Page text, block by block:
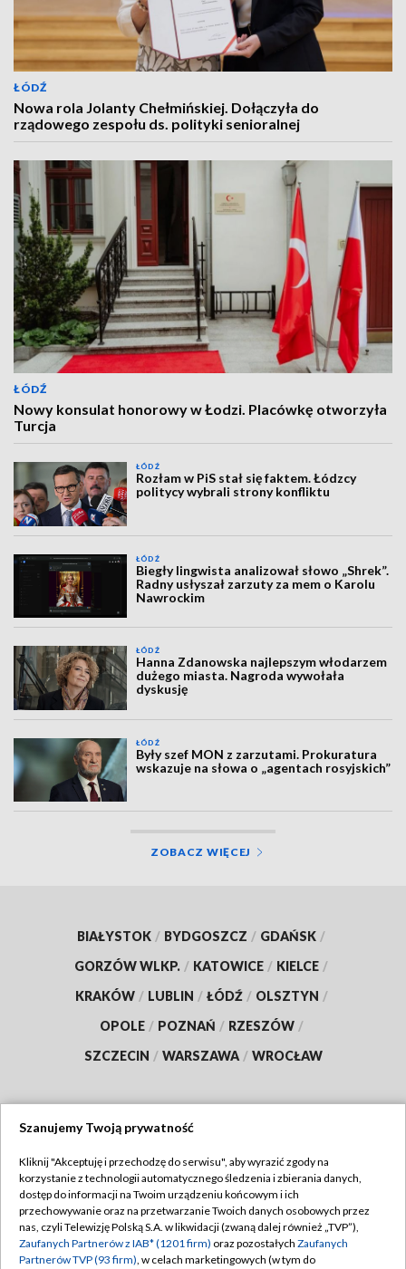
ŁÓDŹ
Nowa rola Jolanty Chełmińskiej. Dołączyła do
rządowego zespołu ds. polityki senioralnej
ŁÓDŹ
Nowy konsulat honorowy w Łodzi. Placówkę otworzyła
Turcja
ŁÓDŹ
Rozłam w PiS stał się faktem. Łódzcy
politycy wybrali strony konfliktu
ŁÓDŹ
Biegły lingwista analizował słowo „Shrek”.
Radny usłyszał zarzuty za mem o Karolu
Nawrockim
ŁÓDŹ
Hanna Zdanowska najlepszym włodarzem
dużego miasta. Nagroda wywołała
dyskusję
ŁÓDŹ
Były szef MON z zarzutami. Prokuratura
wskazuje na słowa o „agentach rosyjskich”
ZOBACZ WIĘCEJ
BIAŁYSTOK / BYDGOSZCZ / GDAŃSK /
GORZÓW WLKP. / KATOWICE / KIELCE /
KRAKÓW / LUBLIN / ŁÓDŹ / OLSZTYN /
OPOLE / POZNAŃ / RZESZÓW /
SZCZECIN / WARSZAWA / WROCŁAW
TVP
Abonament TVP
Emisja w TVP
Regulamin TVP
Polityka prywatności
Szanujemy Twoją prywatność
Kliknij "Akceptuję i przechodzę do serwisu", aby wyrazić zgody na
korzystanie z technologii automatycznego śledzenia i zbierania danych,
dostęp do informacji na Twoim urządzeniu końcowym i ich
przechowywanie oraz na przetwarzanie Twoich danych osobowych przez
nas, czyli Telewizję Polską S.A. w likwidacji (zwaną dalej również „TVP”),
Zaufanych Partnerów z IAB* (1201 firm) oraz pozostałych Zaufanych
Partnerów TVP (93 firm), w celach marketingowych (w tym do